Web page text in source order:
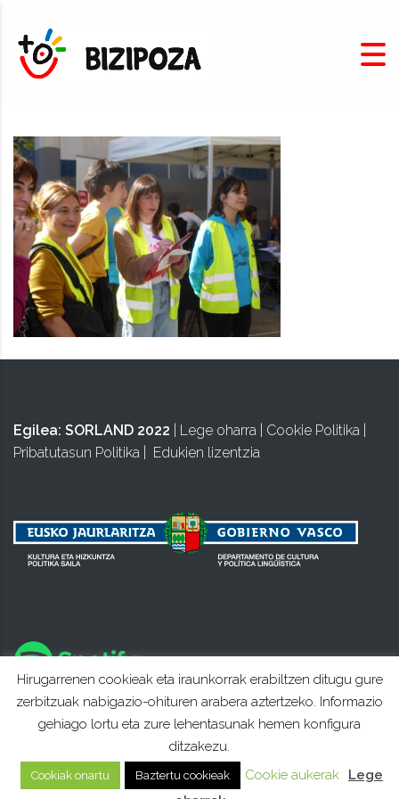
Egilea: SORLAND 2022 Lege oharra Cookie Politika
Pribatutasun Politika
Edukien lizentzia
Hirugarrenen cookieak eta iraunkorrak erabiltzen ditugu gure
zerbitzuak nabigazio-ohituren arabera aztertzeko. Informazio
gehiago lortu eta zure lehentasunak hemen konfigura
ditzakezu.
Cookiak onartu Baztertu cookieak Cookie aukerak
Lege